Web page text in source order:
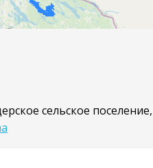
сельское